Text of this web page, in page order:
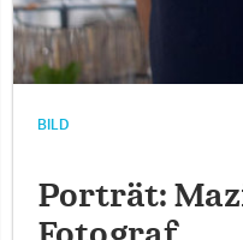
BILD
Porträt: